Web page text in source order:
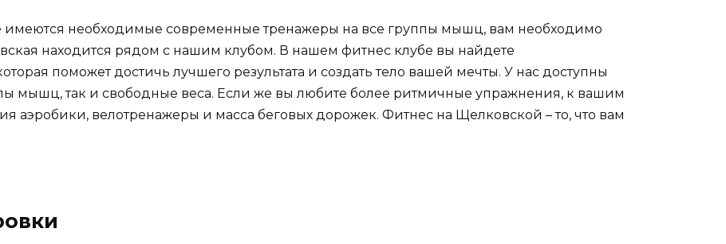
имеются необходимые современные тренажеры на все группы мышц, вам необходимо
находится рядом с нашим клубом. В нашем фитнес клубе вы найдете
поможет достичь лучшего результата и создать тело вашей мечты. У нас доступны
мышц, так и свободные веса. Если же вы любите более ритмичные упражнения, к вашим
аэробики, велотренажеры и масса беговых дорожек. Фитнес на Щелковской – то, что вам